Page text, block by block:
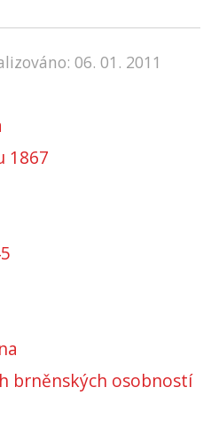
06. 01. 2011
1867
brněnských osobností